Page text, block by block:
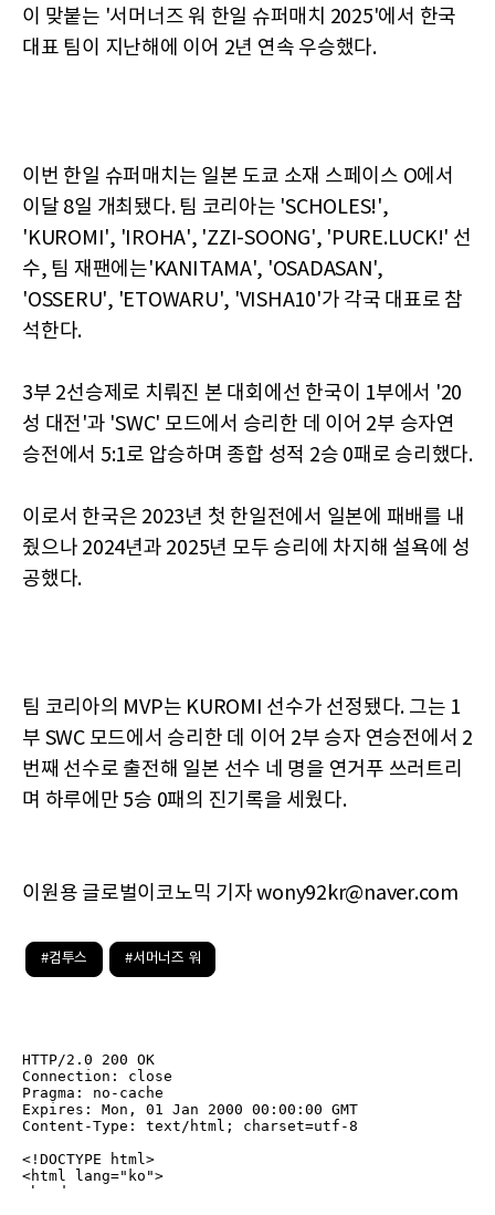
이 맞붙는 '서머너즈 워 한일 슈퍼매치 2025'에서 한국
대표 팀이 지난해에 이어 2년 연속 우승했다.
이번 한일 슈퍼매치는 일본 도쿄 소재 스페이스 O에서
이달 8일 개최됐다. 팀 코리아는 'SCHOLES!',
'KUROMI', 'IROHA', 'ZZI-SOONG', 'PURE.LUCK!' 선
수, 팀 재팬에는'KANITAMA', 'OSADASAN',
'OSSERU', 'ETOWARU', 'VISHA10'가 각국 대표로 참
석한다.
3부 2선승제로 치뤄진 본 대회에선 한국이 1부에서 '20
성 대전'과 'SWC' 모드에서 승리한 데 이어 2부 승자연
승전에서 5:1로 압승하며 종합 성적 2승 0패로 승리했다.
이로서 한국은 2023년 첫 한일전에서 일본에 패배를 내
줬으나 2024년과 2025년 모두 승리에 차지해 설욕에 성
공했다.
팀 코리아의 MVP는 KUROMI 선수가 선정됐다. 그는 1
부 SWC 모드에서 승리한 데 이어 2부 승자 연승전에서 2
번째 선수로 출전해 일본 선수 네 명을 연거푸 쓰러트리
며 하루에만 5승 0패의 진기록을 세웠다.
이원용 글로벌이코노믹 기자 wony92kr@naver.com
#컴투스 #서머너즈 워